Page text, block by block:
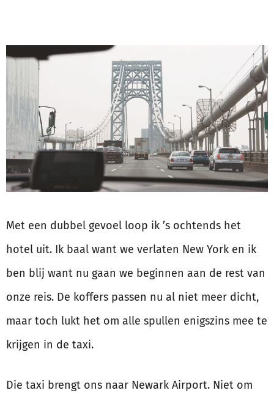
Met een dubbel gevoel loop ik ’s ochtends het
hotel uit. Ik baal want we verlaten New York en ik
ben blij want nu gaan we beginnen aan de rest van
onze reis. De koffers passen nu al niet meer dicht,
maar toch lukt het om alle spullen enigszins mee te
krijgen in de taxi.
Die taxi brengt ons naar Newark Airport. Niet om